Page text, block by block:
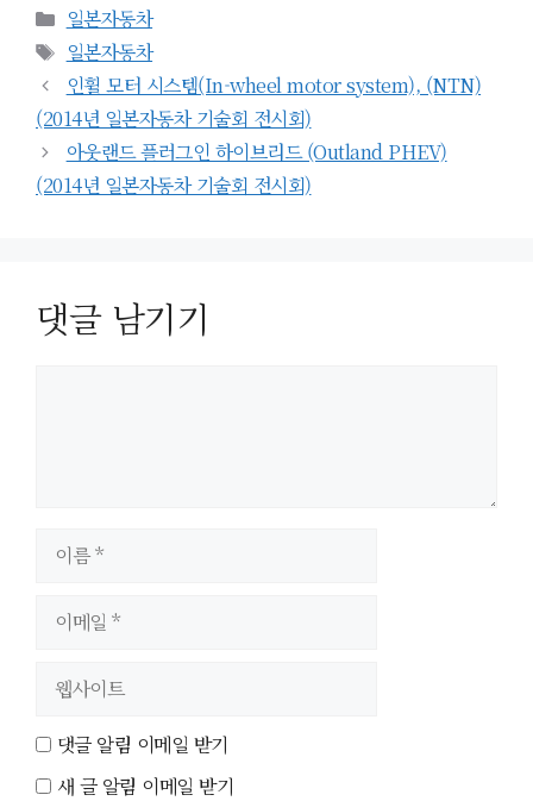
카
테
고
리
일본자동차
태
그
일본자동차
인휠 모터 시스템(In-wheel motor system), (NTN)
(2014년 일본자동차 기술회 전시회)
아웃랜드 플러그인 하이브리드 (Outland PHEV)
(2014년 일본자동차 기술회 전시회)
댓글 남기기
이
트
댓글 알림 이메일 받기
새 글 알림 이메일 받기